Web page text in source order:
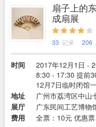
扇子上的
成扇展
33 记录 206
时间
2017年12月1日 -
8:30 - 17:30 提前
12月7日临时闭馆
地址
广州市荔湾区中山
展厅
广东民间工艺博物
费用
全票：10元 优惠